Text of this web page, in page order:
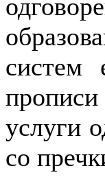
систем
услуги
со